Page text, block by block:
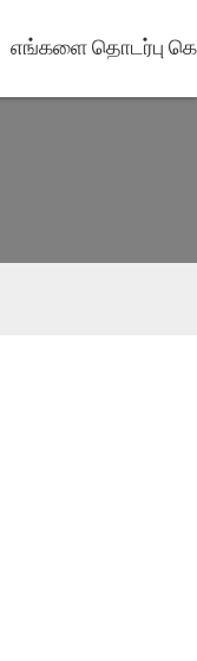
எங்களை தொடர்பு